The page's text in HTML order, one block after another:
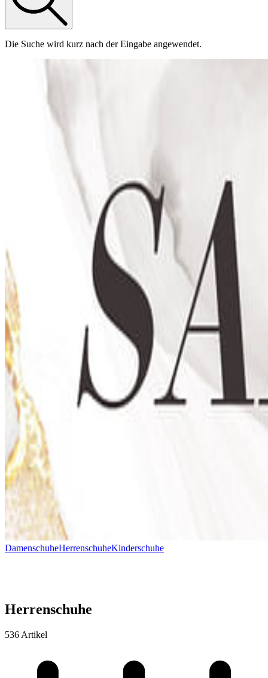
Die Suche wird kurz nach der Eingabe angewendet.
DamenschuheHerrenschuheKinderschuhe
Herrenschuhe
536 Artikel